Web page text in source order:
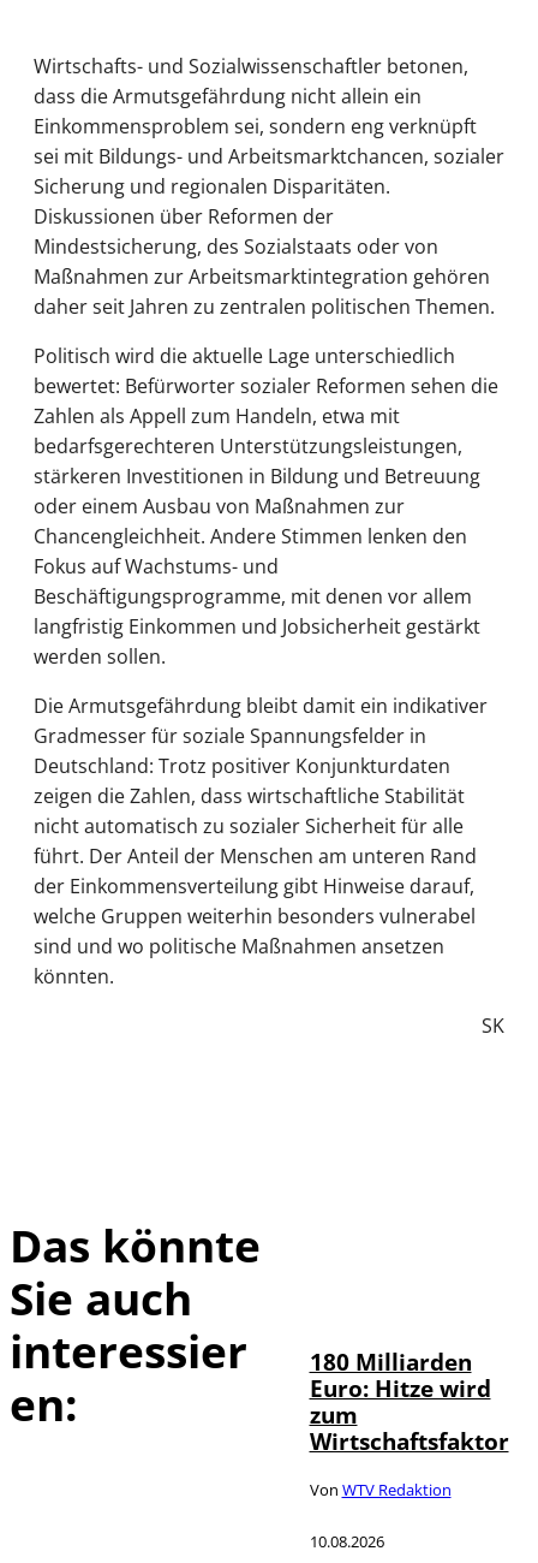
Wirtschafts- und Sozialwissenschaftler betonen,
dass die Armutsgefährdung nicht allein ein
Einkommensproblem sei, sondern eng verknüpft
sei mit Bildungs- und Arbeitsmarktchancen, sozialer
Sicherung und regionalen Disparitäten.
Diskussionen über Reformen der
Mindestsicherung, des Sozialstaats oder von
Maßnahmen zur Arbeitsmarktintegration gehören
daher seit Jahren zu zentralen politischen Themen.
Politisch wird die aktuelle Lage unterschiedlich
bewertet: Befürworter sozialer Reformen sehen die
Zahlen als Appell zum Handeln, etwa mit
bedarfsgerechteren Unterstützungsleistungen,
stärkeren Investitionen in Bildung und Betreuung
oder einem Ausbau von Maßnahmen zur
Chancengleichheit. Andere Stimmen lenken den
Fokus auf Wachstums- und
Beschäftigungsprogramme, mit denen vor allem
langfristig Einkommen und Jobsicherheit gestärkt
werden sollen.
Die Armutsgefährdung bleibt damit ein indikativer
Gradmesser für soziale Spannungsfelder in
Deutschland: Trotz positiver Konjunkturdaten
zeigen die Zahlen, dass wirtschaftliche Stabilität
nicht automatisch zu sozialer Sicherheit für alle
führt. Der Anteil der Menschen am unteren Rand
der Einkommensverteilung gibt Hinweise darauf,
welche Gruppen weiterhin besonders vulnerabel
sind und wo politische Maßnahmen ansetzen
könnten.
SK
Das könnte
Sie auch
interessier
en:
180 Milliarden
Euro: Hitze wird
zum
Wirtschaftsfaktor
Von WTV Redaktion
10.08.2026